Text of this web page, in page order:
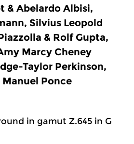
& Abelardo Albisi,
Silvius Leopold
& Rolf Gupta,
Marcy Cheney
Taylor Perkinson,
Ponce
in gamut Z.645 in G